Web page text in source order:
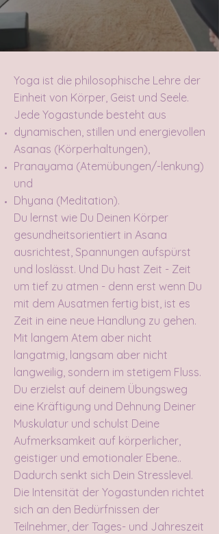
Yoga ist die philosophische Lehre der
Einheit von Körper, Geist und Seele.
Jede Yogastunde besteht aus
dynamischen, stillen und energievollen
Asanas (Körperhaltungen),
Pranayama (Atemübungen/-lenkung)
und
Dhyana (Meditation).
Du lernst wie Du Deinen Körper
gesundheitsorientiert in Asana
ausrichtest, Spannungen aufspürst
und loslässt. Und Du hast Zeit - Zeit
um tief zu atmen - denn erst wenn Du
mit dem Ausatmen fertig bist, ist es
Zeit in eine neue Handlung zu gehen.
Mit langem Atem aber nicht
langatmig, langsam aber nicht
langweilig, sondern im stetigem Fluss.
Du erzielst auf deinem Übungsweg
eine Kräftigung und Dehnung Deiner
Muskulatur und schulst Deine
Aufmerksamkeit auf körperlicher,
geistiger und emotionaler Ebene..
Dadurch senkt sich Dein Stresslevel.
Die Intensität der Yogastunden richtet
sich an den Bedürfnissen der
Teilnehmer, der Tages- und Jahreszeit